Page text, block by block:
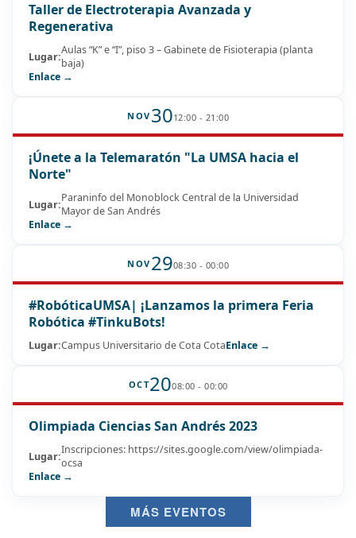
Taller de Electroterapia Avanzada y
Regenerativa
Lugar:Aulas “K” e “I”, piso 3 – Gabinete de Fisioterapia (planta
baja)
Enlace →
NOV 3012:00 - 21:00
¡Únete a la Telemaratón "La UMSA hacia el
Norte"
Lugar:Paraninfo del Monoblock Central de la Universidad
Mayor de San Andrés
Enlace →
NOV 2908:30 - 00:00
#RobóticaUMSA| ¡Lanzamos la primera Feria
Robótica #TinkuBots!
Lugar:Campus Universitario de Cota CotaEnlace →
OCT2008:00 - 00:00
Olimpiada Ciencias San Andrés 2023
Lugar:Inscripciones: https://sites.google.com/view/olimpiada-
ocsa
Enlace →
MÁS EVENTOS